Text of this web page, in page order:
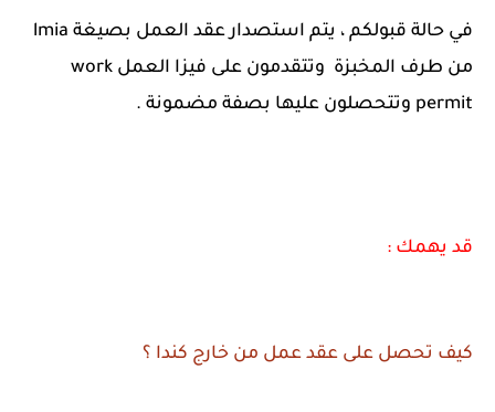
من طرف المخبزة وتتقدمون على فيزا العمل work
permit وتتحصلون عليها بصفة مضمونة .
قد يهمك :
كيف تحصل على عقد عمل من خارج كندا ؟